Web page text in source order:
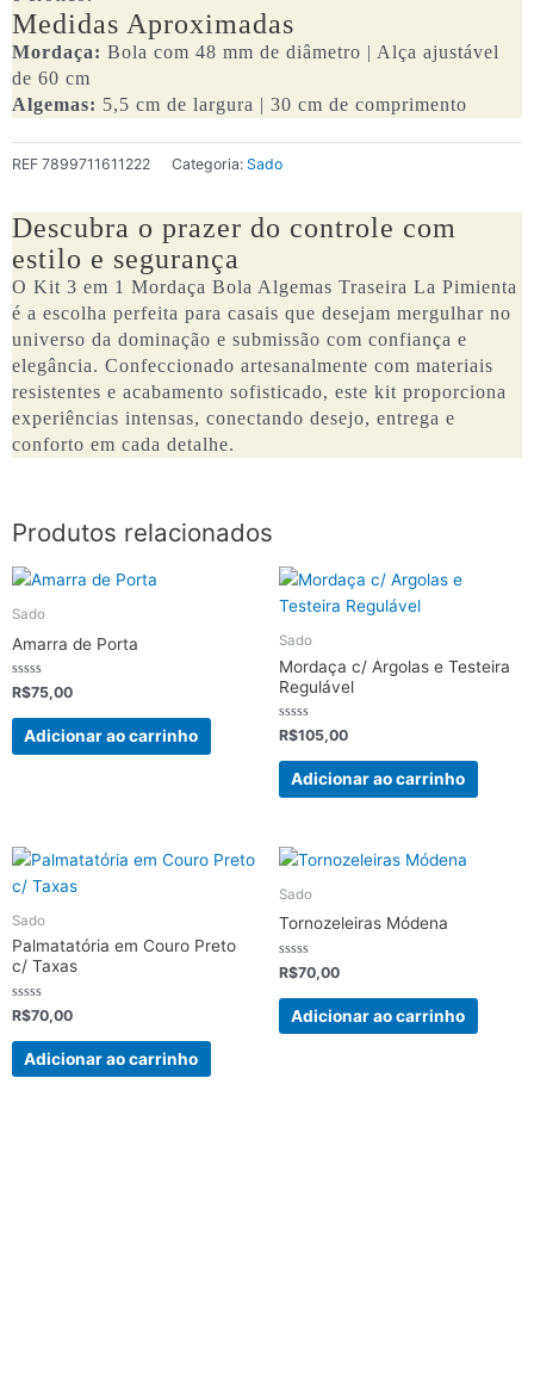
Medidas Aproximadas
Mordaça: Bola com 48 mm de diâmetro | Alça ajustável
de 60 cm
Algemas: 5,5 cm de largura | 30 cm de comprimento
REF 7899711611222 Categoria: Sado
Descubra o prazer do controle com
estilo e segurança
O Kit 3 em 1 Mordaça Bola Algemas Traseira La Pimienta
é a escolha perfeita para casais que desejam mergulhar no
universo da dominação e submissão com confiança e
elegância. Confeccionado artesanalmente com materiais
resistentes e acabamento sofisticado, este kit proporciona
experiências intensas, conectando desejo, entrega e
conforto em cada detalhe.
Produtos relacionados
Sado
Amarra de Porta
Avaliação
0
de
R$75,00
Adicionar ao carrinho
Sado
Mordaça c/ Argolas e Testeira
Regulável
Avaliação
0
de
R$105,00
Adicionar ao carrinho
Sado
Palmatatória em Couro Preto
c/ Taxas
Avaliação
0
de
R$70,00
Adicionar ao carrinho
Sado
Tornozeleiras Módena
Avaliação
0
de
R$70,00
Adicionar ao carrinho